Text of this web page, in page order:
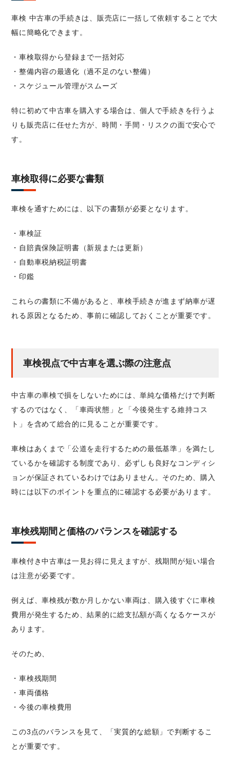
車検 中古車の手続きは、販売店に一括して依頼することで大
幅に簡略化できます。
・車検取得から登録まで一括対応
・整備内容の最適化（過不足のない整備）
・スケジュール管理がスムーズ
特に初めて中古車を購入する場合は、個人で手続きを行うよ
りも販売店に任せた方が、時間・手間・リスクの面で安心で
す。
車検取得に必要な書類
車検を通すためには、以下の書類が必要となります。
・車検証
・自賠責保険証明書（新規または更新）
・自動車税納税証明書
・印鑑
これらの書類に不備があると、車検手続きが進まず納車が遅
れる原因となるため、事前に確認しておくことが重要です。
車検視点で中古車を選ぶ際の注意点
中古車の車検で損をしないためには、単純な価格だけで判断
するのではなく、「車両状態」と「今後発生する維持コス
ト」を含めて総合的に見ることが重要です。
車検はあくまで「公道を走行するための最低基準」を満たし
ているかを確認する制度であり、必ずしも良好なコンディシ
ョンが保証されているわけではありません。そのため、購入
時には以下のポイントを重点的に確認する必要があります。
車検残期間と価格のバランスを確認する
車検付き中古車は一見お得に見えますが、残期間が短い場合
は注意が必要です。
例えば、車検残が数か月しかない車両は、購入後すぐに車検
費用が発生するため、結果的に総支払額が高くなるケースが
あります。
そのため、
・車検残期間
・車両価格
・今後の車検費用
この3点のバランスを見て、「実質的な総額」で判断するこ
とが重要です。